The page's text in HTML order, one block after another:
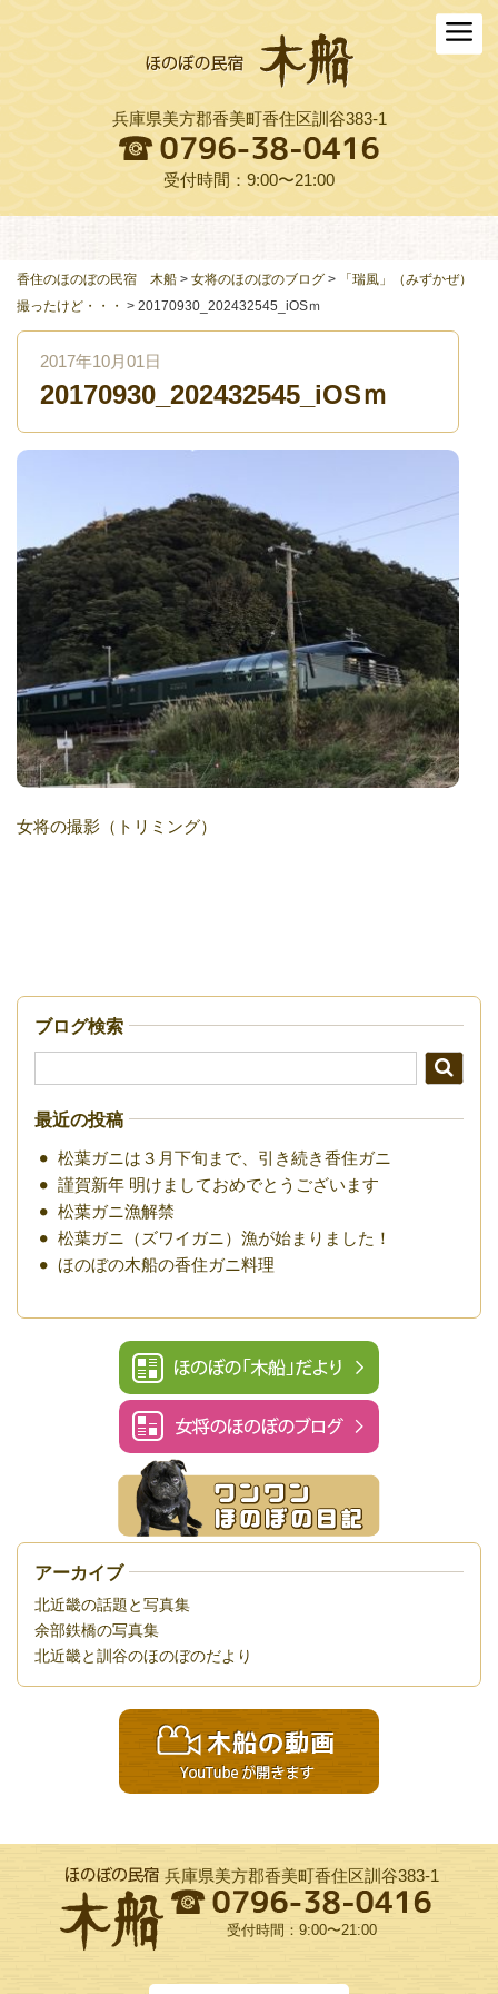
兵庫県美方郡香美町香住区訓谷383-1
受付時間：9:00〜21:00
交通アクセス
よくある質問
お役立ちリンク集
ご予約プラン一覧
香住のほのぼの民宿 木船 > 女将のほのぼのブログ >
「瑞風」（みずかぜ）
撮ったけど・・・ > 20170930_202432545_iOSｍ
2017年10月01日
20170930_202432545_iOSｍ
女将の撮影（トリミング）
ブログ検索
最近の投稿
松葉ガニは３月下旬まで、引き続き香住ガニ
謹賀新年 明けましておめでとうございます
松葉ガニ漁解禁
松葉ガニ（ズワイガニ）漁が始まりました！
ほのぼの木船の香住ガニ料理
アーカイブ
北近畿の話題と写真集
余部鉄橋の写真集
北近畿と訓谷のほのぼのだより
兵庫県美方郡香美町香住区訓谷383-1
受付時間：9:00〜21:00